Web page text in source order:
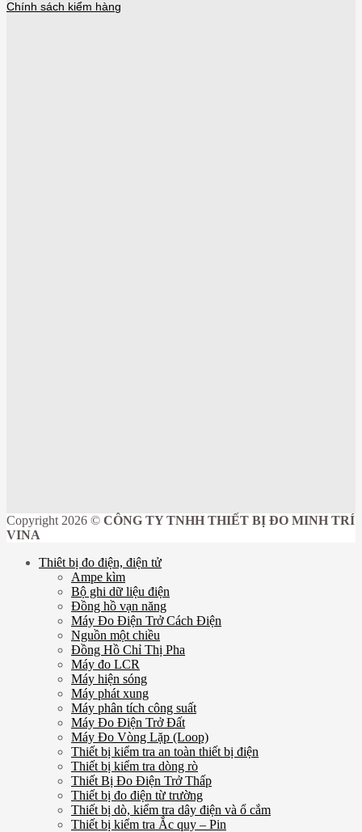
Chính sách kiểm hàng
Copyright 2026 © CÔNG TY TNHH THIẾT BỊ ĐO MINH TRÍ
VINA
Thiêt bị đo điện, điện tử
Ampe kìm
Bộ ghi dữ liệu điện
Đồng hồ vạn năng
Máy Đo Điện Trở Cách Điện
Nguồn một chiều
Đồng Hồ Chỉ Thị Pha
Máy đo LCR
Máy hiện sóng
Máy phát xung
Máy phân tích công suất
Máy Đo Điện Trở Đất
Máy Đo Vòng Lặp (Loop)
Thiết bị kiểm tra an toàn thiết bị điện
Thiết bị kiểm tra dòng rò
Thiết Bị Đo Điện Trở Thấp
Thiết bị đo điện từ trường
Thiết bị dò, kiểm tra dây điện và ổ cắm
Thiết bị kiểm tra Ắc quy – Pin